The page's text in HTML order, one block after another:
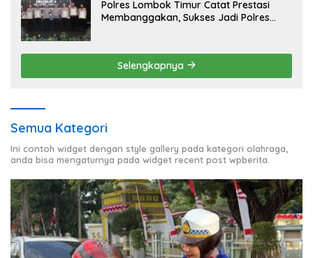
Polres Lombok Timur Catat Prestasi
Membanggakan, Sukses Jadi Polres
Selengkapnya
Semua Kategori
Ini contoh widget dengan style gallery pada kategori olahraga,
anda bisa mengaturnya pada widget recent post wpberita.